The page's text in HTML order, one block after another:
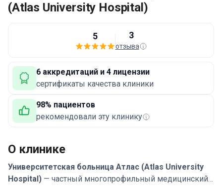
(Atlas University Hospital)
5 3
отзыва
6 аккредитаций и 4 лицензии
сертификаты качества клиники
98% пациентов
рекомендовали эту клинику
О клинике
Университетская больница Атлас (Atlas University
Hospital) — частный многопрофильный медицинский